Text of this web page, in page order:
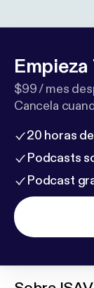
$99 / mes
Cancela
20 horas
Podcasts
Podcast